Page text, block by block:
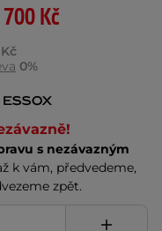
Kč
0%
s nezávazným
k vám, předvedeme,
zpět.